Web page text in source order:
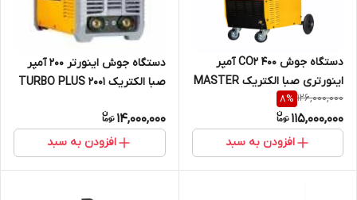
دستگاه جوش CO2 400 آمپر
اینورتری صبا الکتریک MASTER
MIG SERIES M-406 ANALOG
126,000,000
8%
115,000,000
افزودن به سبد
دستگاه جوش اینورتر 200 آمپر
صبا الکتریک 2001 TURBO PLUS
14,000,000
افزودن به سبد